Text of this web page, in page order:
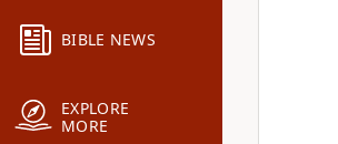
BIBLE NEWS
EXPLORE
MORE